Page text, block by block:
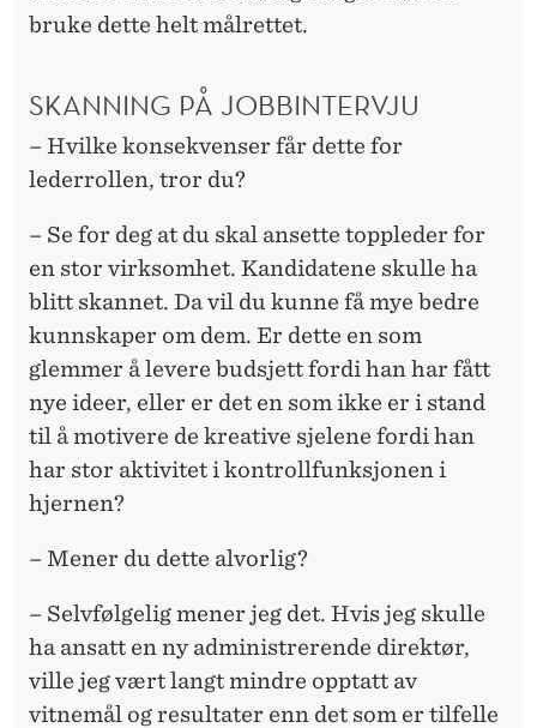
bruke dette helt målrettet.
SKANNING PÅ JOBBINTERVJU
– Hvilke konsekvenser får dette for
lederrollen, tror du?
– Se for deg at du skal ansette toppleder for
en stor virksomhet. Kandidatene skulle ha
blitt skannet. Da vil du kunne få mye bedre
kunnskaper om dem. Er dette en som
glemmer å levere budsjett fordi han har fått
nye ideer, eller er det en som ikke er i stand
til å motivere de kreative sjelene fordi han
har stor aktivitet i kontrollfunksjonen i
hjernen?
– Mener du dette alvorlig?
– Selvfølgelig mener jeg det. Hvis jeg skulle
ha ansatt en ny administrerende direktør,
ville jeg vært langt mindre opptatt av
vitnemål og resultater enn det som er tilfelle